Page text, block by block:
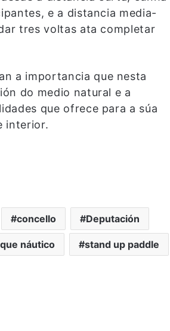
e a distancia media-
tres voltas ata completar
a importancia que nesta
do medio natural e a
que ofrece para a súa
interior.
concello Deputación
náutico stand up paddle